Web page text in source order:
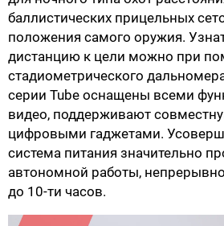
баллистических прицельных
положения самого оружия.
дистанцию к цели можно при
стадиометрического
серии Tube оснащены всеми
видео, поддерживают
цифровыми гаджетами.
система питания значительно
автономной работы,
до 10-ти часов.